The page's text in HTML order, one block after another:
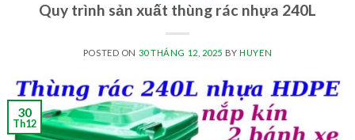
Quy trình sản xuất thùng rác nhựa 240L
POSTED ON 30 THÁNG 12, 2025 BYHUYEN
30
Th12